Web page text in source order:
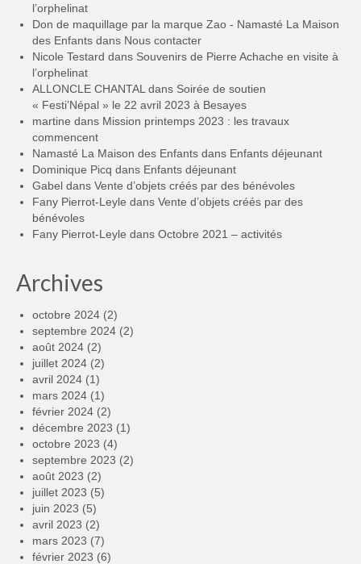
l’orphelinat
Don de maquillage par la marque Zao - Namasté La Maison
des Enfants dans Nous contacter
Nicole Testard dans Souvenirs de Pierre Achache en visite à
l’orphelinat
ALLONCLE CHANTAL dans Soirée de soutien
« Festi’Népal » le 22 avril 2023 à Besayes
martine dans Mission printemps 2023 : les travaux
commencent
Namasté La Maison des Enfants dans Enfants déjeunant
Dominique Picq dans Enfants déjeunant
Gabel dans Vente d’objets créés par des bénévoles
Fany Pierrot-Leyle dans Vente d’objets créés par des
bénévoles
Fany Pierrot-Leyle dans Octobre 2021 – activités
Archives
octobre 2024 (2)
septembre 2024 (2)
août 2024 (2)
juillet 2024 (2)
avril 2024 (1)
mars 2024 (1)
février 2024 (2)
décembre 2023 (1)
octobre 2023 (4)
septembre 2023 (2)
août 2023 (2)
juillet 2023 (5)
juin 2023 (5)
avril 2023 (2)
mars 2023 (7)
février 2023 (6)